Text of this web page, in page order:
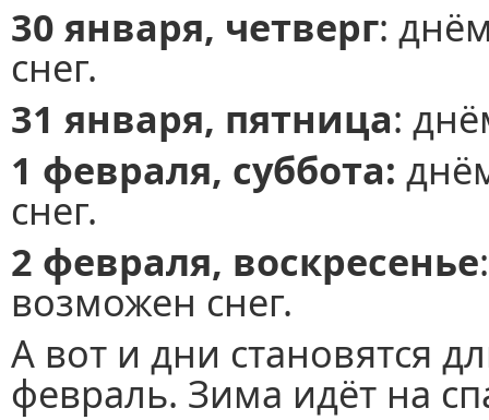
30 января, четверг:
снег.
31 января, пятница:
1 февраля, суббота:
снег.
2 февраля, воскресенье
возможен снег.
А вот и дни становятся
февраль. Зима идёт на